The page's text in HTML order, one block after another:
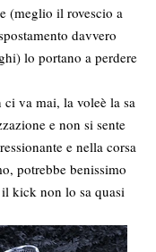
(meglio il rovescio a
davvero
lo portano a perdere
va mai, la voleè la sa
e non si sente
e nella corsa
potrebbe benissimo
kick non lo sa quasi